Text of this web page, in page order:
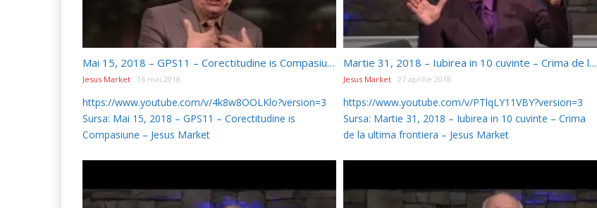
Mai 15, 2018 – GPS11 – Corectitudine is Compasiune
Jesus Market 16 mai 2018
https://www.youtube.com/v/4k8w8OOLKlo?version=3
Sursa: Mai 15, 2018 – GPS11 – Corectitudine is
Compasiune – Jesus Market
Martie 31, 2018 – Iubirea in 10 cuvinte – Crima de la ultima frontiera
Jesus Market 27 aprilie 2018
https://www.youtube.com/v/PTlqLY11VBY?version=3
Sursa: Martie 31, 2018 – Iubirea in 10 cuvinte – Crima
de la ultima frontiera – Jesus Market